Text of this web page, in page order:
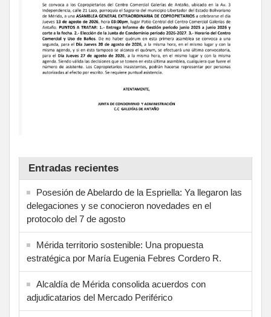
Entradas recientes
Posesión de Abelardo de la Espriella: Ya llegaron las
delegaciones y se conocieron novedades en el
protocolo del 7 de agosto
Mérida territorio sostenible: Una propuesta
estratégica por María Eugenia Febres Cordero R.
Alcaldía de Mérida consolida acuerdos con
adjudicatarios del Mercado Periférico